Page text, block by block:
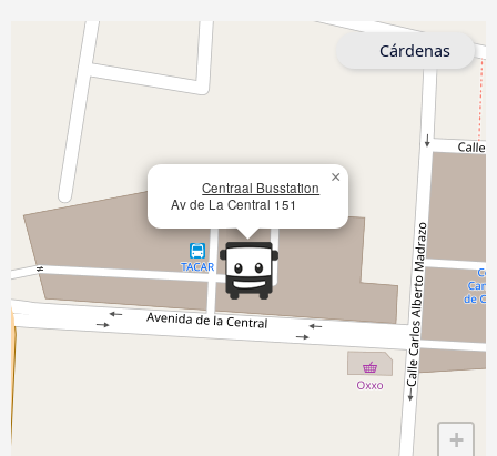
Centraal Busstation
Av de La Central 151
×
+
Cárdenas